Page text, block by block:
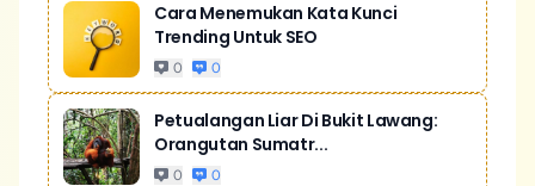
Cara Menemukan Kata Kunci
Trending Untuk SEO
0 0
Petualangan Liar Di Bukit Lawang:
Orangutan Sumatr...
0 0